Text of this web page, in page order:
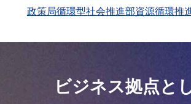
政策局循環型社会推進部資源循環推
ビジネス拠点と